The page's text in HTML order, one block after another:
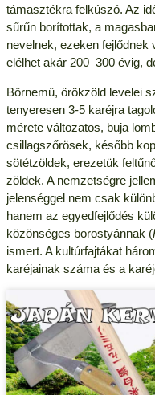
támasztékra felkúszó. Az
sűrűn borítottak, a
nevelnek, ezeken fejlődnek
elélhet akár 200–300 évig,
Bőrnemű, örökzöld levelei
tenyeresen 3-5 karéjra
mérete változatos, buja
csillagszőrösek, később
sötétzöldek, erezetük
zöldek. A nemzetségre
jelenséggel nem csak
hanem az egyedfejlődés
közönséges borostyánnak (
ismert. A kultúrfajtákat
karéjainak száma és a